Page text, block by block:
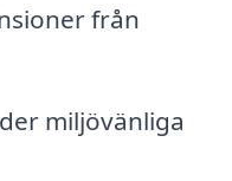
från
miljövänliga